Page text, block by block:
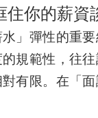
住你的薪資
」彈性的重
規範性，往
有限。在「